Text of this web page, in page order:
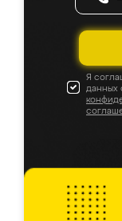
Я
данных